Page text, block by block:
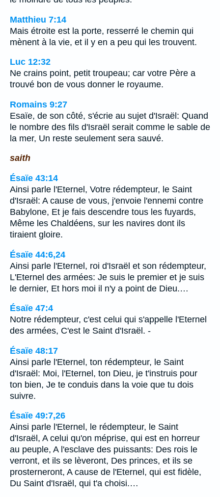
Matthieu 7:14
Mais étroite est la porte, resserré le chemin qui
mènent à la vie, et il y en a peu qui les trouvent.
Luc 12:32
Ne crains point, petit troupeau; car votre Père a
trouvé bon de vous donner le royaume.
Romains 9:27
Esaïe, de son côté, s'écrie au sujet d'Israël: Quand
le nombre des fils d'Israël serait comme le sable de
la mer, Un reste seulement sera sauvé.
saith
Ésaïe 43:14
Ainsi parle l'Eternel, Votre rédempteur, le Saint
d'Israël: A cause de vous, j'envoie l'ennemi contre
Babylone, Et je fais descendre tous les fuyards,
Même les Chaldéens, sur les navires dont ils
tiraient gloire.
Ésaïe 44:6,24
Ainsi parle l'Eternel, roi d'Israël et son rédempteur,
L'Eternel des armées: Je suis le premier et je suis
le dernier, Et hors moi il n'y a point de Dieu.…
Ésaïe 47:4
Notre rédempteur, c'est celui qui s'appelle l'Eternel
des armées, C'est le Saint d'Israël. -
Ésaïe 48:17
Ainsi parle l'Eternel, ton rédempteur, le Saint
d'Israël: Moi, l'Eternel, ton Dieu, je t'instruis pour
ton bien, Je te conduis dans la voie que tu dois
suivre.
Ésaïe 49:7,26
Ainsi parle l'Eternel, le rédempteur, le Saint
d'Israël, A celui qu'on méprise, qui est en horreur
au peuple, A l'esclave des puissants: Des rois le
verront, et ils se lèveront, Des princes, et ils se
prosterneront, A cause de l'Eternel, qui est fidèle,
Du Saint d'Israël, qui t'a choisi.…